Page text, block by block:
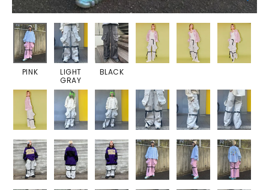
PINK
LIGHT
GRAY
BLACK